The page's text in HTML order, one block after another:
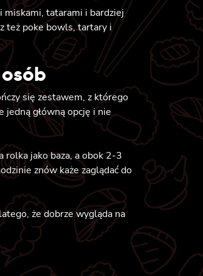
miskami, tatarami i bardziej
też poke bowls, tartary i
się zestawem, z którego
jedną główną opcję i nie
rolka jako baza, a obok 2-3
znów każe zaglądać do
że dobrze wygląda na